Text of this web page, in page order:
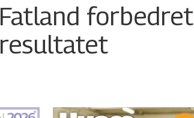
Fatland forbedret
resultatet